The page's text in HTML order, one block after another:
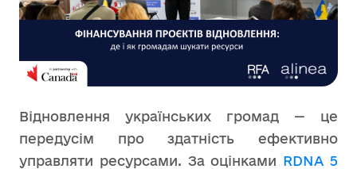
Відновлення українських громад — це
передусім про здатність ефективно
управляти ресурсами. За оцінками RDNA 5